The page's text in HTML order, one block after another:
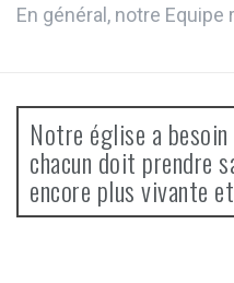
En général, notre
Notre église a besoin
chacun doit prendre
encore plus vivante